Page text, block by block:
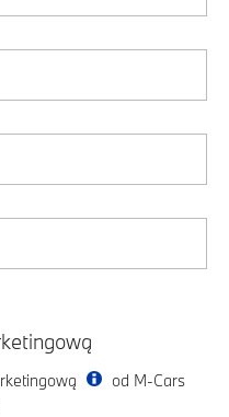
od M-Cars